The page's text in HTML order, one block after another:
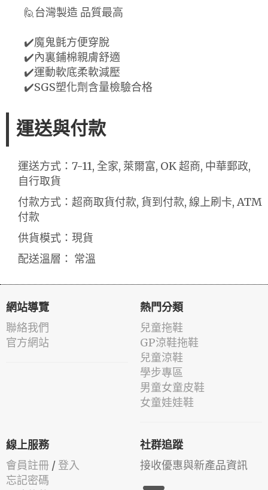
🙋台灣製造 品質最高
✔️魔鬼氈方便穿脫
✔️內裏鋪棉親膚舒適
✔️運動軟底柔軟減壓
✔️SGS塑化劑含量檢驗合格
運送與付款
運送方式：7-11, 全家, 萊爾富, OK 超商, 中華郵政,
自行取貨
付款方式：超商取貨付款, 貨到付款, 線上刷卡, ATM
付款
供貨模式：現貨
配送溫層： 常溫
網站導覽
聯絡我們
官方網站
熱門分類
兒童拖鞋
GP涼鞋拖鞋
兒童涼鞋
學步專區
男童女童皮鞋
女童娃娃鞋
線上服務
會員註冊 / 登入
忘記密碼
社群追蹤
接收優惠與新產品資訊